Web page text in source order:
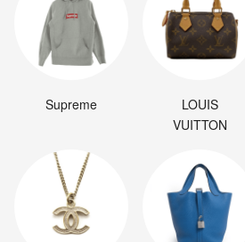
Supreme
LOUIS
VUITTON